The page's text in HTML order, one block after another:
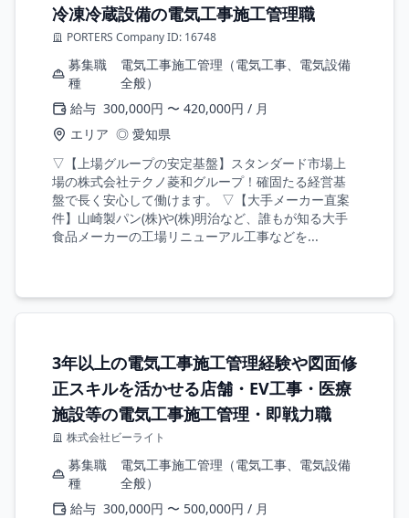
冷凍冷蔵設備の電気工事施工管理職
PORTERS Company ID: 16748
募集職
種
電気工事施工管理（電気工事、電気設備
全般）
給与 300,000円 〜 420,000円 / 月
エリア ◎ 愛知県
▽【上場グループの安定基盤】スタンダード市場上
場の株式会社テクノ菱和グループ！確固たる経営基
盤で長く安心して働けます。 ▽【大手メーカー直案
件】山崎製パン(株)や(株)明治など、誰もが知る大手
食品メーカーの工場リニューアル工事などを...
3年以上の電気工事施工管理経験や図面修
正スキルを活かせる店舗・EV工事・医療
施設等の電気工事施工管理・即戦力職
株式会社ビーライト
募集職
種
電気工事施工管理（電気工事、電気設備
全般）
給与 300,000円 〜 500,000円 / 月